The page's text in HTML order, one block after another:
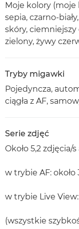
Moje kolory (moje
sepia, czarno-
skóry,
zielony, żywy
Tryby migawki
Pojedyncza,
ciągła z AF,
Serie zdjęć
Około 5,2 zdjęcia/
w trybie AF: około
w trybie Live View:
(wszystkie